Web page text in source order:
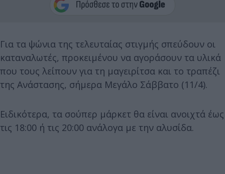
Για τα ψώνια της τελευταίας στιγμής σπεύδουν οι
καταναλωτές, προκειμένου να αγοράσουν τα υλικά
που τους λείπουν για τη μαγειρίτσα και το τραπέζι
της Ανάστασης, σήμερα Μεγάλο Σάββατο (11/4).
Ειδικότερα, τα σούπερ μάρκετ θα είναι ανοιχτά έως
τις 18:00 ή τις 20:00 ανάλογα με την αλυσίδα.